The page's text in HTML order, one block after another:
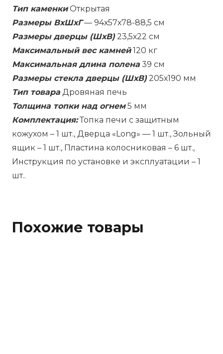
Тип каменкиОткрытая
Размеры ВхШхГ— 94х57х78-88,5 см
Размеры дверцы (ШхВ)23,5х22 см
Максимальный вес камней120 кг
Максимальная длина полена 39 см
Размеры стекла дверцы (ШхВ)205х190 мм
Тип товара Дровяная печь
Толщина топки над огнем5 мм
Комплектация:Топка печи с защитным
кожухом – 1 шт., Дверца «Long» — 1 шт., Зольный
ящик – 1 шт., Пластина колосниковая – 6 шт.,
Инструкция по установке и эксплуатации – 1
шт..
Похожие товары